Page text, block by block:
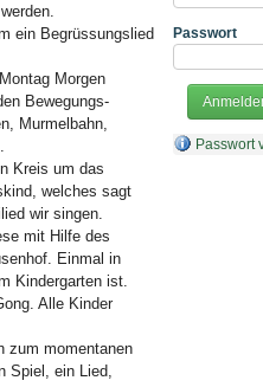
ein Begrüssungslied
Morgen
Bewegungs-
Murmelbahn,
Kreis um das
welches sagt
wir singen.
mit Hilfe des
Einmal in
Kindergarten ist.
Alle Kinder
zum momentanen
Spiel, ein Lied,
Passwort
Passwort